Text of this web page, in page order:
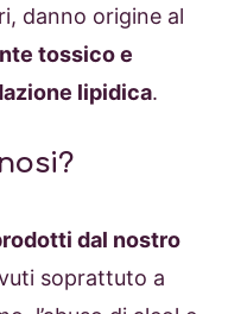
danno origine al
tossico e
lipidica.
dal nostro
soprattuto a